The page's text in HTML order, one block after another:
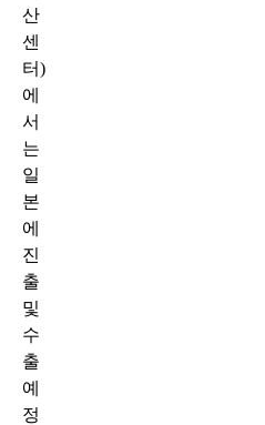
산
센
터)
에
서
는
일
본
에
진
출
및
수
출
예
정